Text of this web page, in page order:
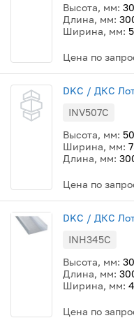
Высота, мм: 30
Длина, мм:
Ширина, мм:
Цена по
DKC / ДКС
INV507C
Высота, мм: 50
Ширина, мм:
Длина, мм:
Цена по
DKC / ДКС
INH345C
Высота, мм: 30
Длина, мм:
Ширина, мм:
Цена по